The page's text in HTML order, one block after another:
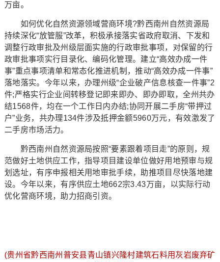
万亩。
如何优化自然资源领域营商环境?黔西南州自然资源局
持续深化“放管服”改革，积极承接落实省政府取消、下发和
调整行政审批及州级层面实施的行政审批事项，对保留的行
政审批事项实行目录化、编码化管理。建立“高效办成一件
事”重点事项清单和常态化推进机制，推动“高效办成一件事”
落地落实。今年以来，办理州级“企业破产信息核查一件事”2
件;严格实行企业间转移登记即来即办、即办即取，全州共办
结1568件，均在一个工作日内办结;协同开展二手房“带押过
户”业务，共办理134件涉及抵押金额5960万元，有效激发了
二手房市场活力。
黔西南州自然资源局按照“要素跟着项目走”的原则，规
范做好土地供应工作，指导项目建设单位做好用地预审与规
划选址，有序申报相关用地审批手续，助推项目尽快落地建
设。今年以来，有序供应土地662宗3.43万亩，以实际行动
优化营商环境，助力招商引资。
(贵州省黔西南州普安县青山镇兴隆村建筑石料用灰岩废弃矿